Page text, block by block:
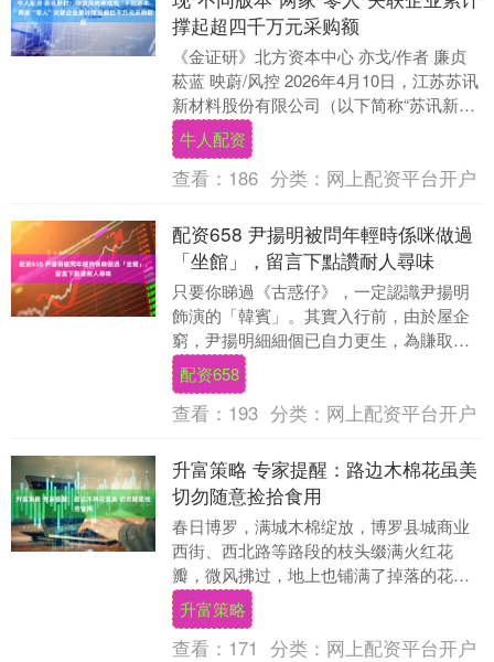
撑起超四千万元采购额
《金证研》北方资本中心 亦戈/作者 廉贞
菘蓝 映蔚/风控 2026年4月10日，江苏苏讯
新材料股份有限公司（以下简称“苏讯新
材”）发布关于预计2026年日常性....
牛人配资
查看： 186 分类： 网上配资平台开户
配资658 尹揚明被問年輕時係咪做過
「坐館」，留言下點讚耐人尋味
只要你睇過《古惑仔》，一定認識尹揚明
飾演的「韓賓」。其實入行前，由於屋企
窮，尹揚明細細個已自力更生，為賺取零
用錢，做過很多份工作，12歲就開始茶餐
廳送外賣，之後....
配资658
查看： 193 分类： 网上配资平台开户
升富策略 专家提醒：路边木棉花虽美
切勿随意捡拾食用
春日博罗，满城木棉绽放，博罗县城商业
西街、西北路等路段的枝头缀满火红花
瓣，微风拂过，地上也铺满了掉落的花
朵，成为春日里亮眼的风景，吸引不少市
民驻足观赏，也有不少....
升富策略
查看： 171 分类： 网上配资平台开户